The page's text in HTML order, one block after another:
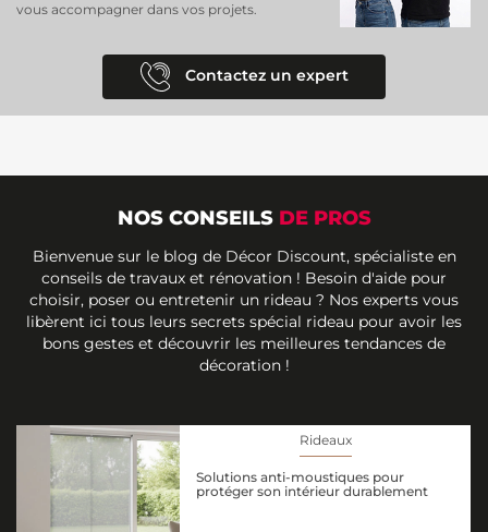
vous accompagner dans vos projets.
Contactez un expert
NOS CONSEILS DE PROS
Bienvenue sur le blog de Décor Discount, spécialiste en
conseils de travaux et rénovation ! Besoin d'aide pour
choisir, poser ou entretenir un rideau ? Nos experts vous
libèrent ici tous leurs secrets spécial rideau pour avoir les
bons gestes et découvrir les meilleures tendances de
décoration !
Rideaux
Solutions anti-moustiques pour
protéger son intérieur durablement